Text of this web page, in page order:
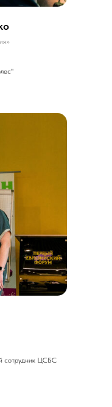
сотрудник ЦСБС